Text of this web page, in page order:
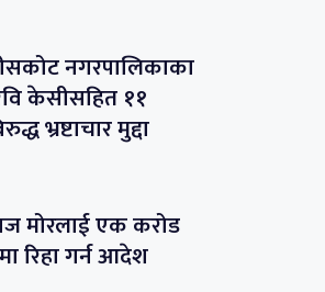
नगरपालिकाका
केसीसहित ११
भ्रष्टाचार मुद्दा
मोरलाई एक करोड
रिहा गर्न आदेश